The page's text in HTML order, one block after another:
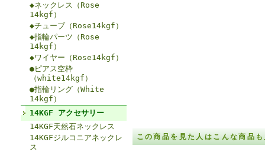
◆ネックレス（Rose
14kgf）
◆チューブ（Rose14kgf）
◆指輪パーツ（Rose
14kgf）
◆ワイヤー（Rose14kgf）
●ピアス空枠
（white14kgf）
●指輪リング（White
14kgf）
14KGF アクセサリー
14KGF天然石ネックレス
14KGFジルコニアネックレ
ス
この商品を見た人はこんな商品